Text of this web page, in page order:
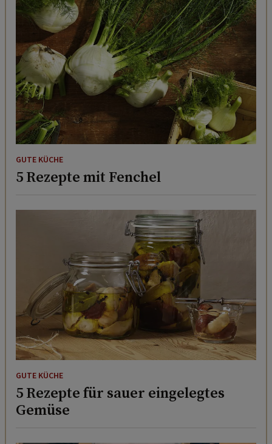
GUTE KÜCHE
5 Rezepte mit Fenchel
GUTE KÜCHE
5 Rezepte für sauer eingelegtes
Gemüse